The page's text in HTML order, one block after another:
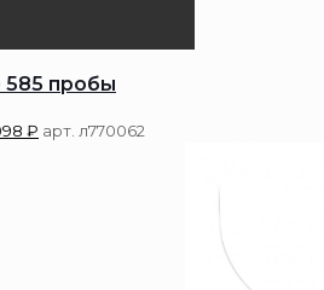
585 пробы
₽ арт. л770062